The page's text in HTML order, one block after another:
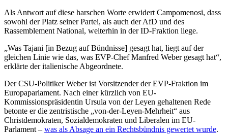
Als Antwort auf diese harschen Worte erwidert Campomenosi, dass
sowohl der Platz seiner Partei, als auch der AfD und des
Rassemblement National, weiterhin in der ID-Fraktion liege.
„Was Tajani [in Bezug auf Bündnisse] gesagt hat, liegt auf der
gleichen Linie wie das, was EVP-Chef Manfred Weber gesagt hat“,
erklärte der italienische Abgeordnete.
Der CSU-Politiker Weber ist Vorsitzender der EVP-Fraktion im
Europaparlament. Nach einer kürzlich von EU-
Kommissionspräsidentin Ursula von der Leyen gehaltenen Rede
betonte er die zentristische „von-der-Leyen-Mehrheit“ aus
Christdemokraten, Sozialdemokraten und Liberalen im EU-
Parlament – was als Absage an ein Rechtsbündnis gewertet wurde.